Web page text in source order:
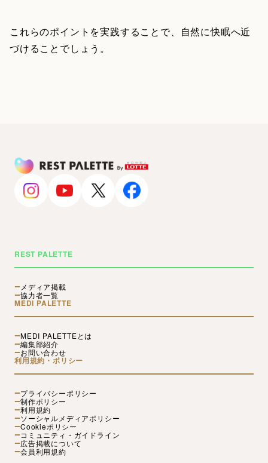
これらのポイントを実践することで、自然に快眠へ近
づけることでしょう。
REST PALETTE
メディア掲載
協力者一覧
MEDI PALETTE
MEDI PALETTEとは
編集部紹介
お問い合わせ
利用規約・ポリシー
プライバシーポリシー
制作ポリシー
利用規約
ソーシャルメディアポリシー
Cookieポリシー
コミュニティ・ガイドライン
広告掲載について
会員利用規約